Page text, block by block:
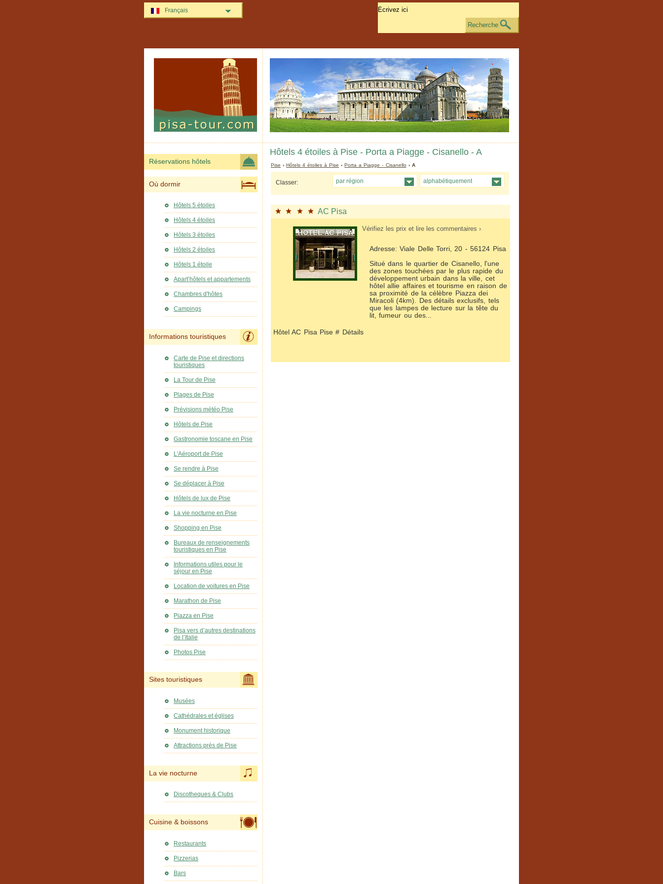
Hôtels 4 étoiles à Pise - Porta a Piagge - Cisanello - A
Pise ›Hôtels 4 étoiles à Pise ›Porta a Piagge - Cisanello › A
Classer: par région alphabétiquement
AC Pisa
Vérifiez les prix et lire les commentaires ›
Adresse: Viale Delle Torri, 20 - 56124 Pisa
Situé dans le quartier de Cisanello, l'une
des zones touchées par le plus rapide du
développement urbain dans la ville, cet
hôtel allie affaires et tourisme en raison de
sa proximité de la célèbre Piazza dei
Miracoli (4km). Des détails exclusifs, tels
que les lampes de lecture sur la tête du
lit, fumeur ou des...
Hôtel AC Pisa Pise # Détails
Réservations hôtels
Où dormir
Hôtels 5 étoiles
Hôtels 4 étoiles
Hôtels 3 étoiles
Hôtels 2 étoiles
Hôtels 1 étoile
Apart’hôtels et appartements
Chambres d'hôtes
Campings
Informations touristiques
Carte de Pise et directions
touristiques
La Tour de Pise
Plages de Pise
Prévisions météo Pise
Hôtels de Pise
Gastronomie toscane en Pise
L'Aéroport de Pise
Se rendre à Pise
Se déplacer à Pise
Hôtels de lux de Pise
La vie nocturne en Pise
Shopping en Pise
Bureaux de renseignements
touristiques en Pise
Informations utiles pour le
séjour en Pise
Location de voitures en Pise
Marathon de Pise
Piazza en Pise
Pisa vers d’autres destinations
de l’Italie
Photos Pise
Sites touristiques
Musées
Cathédrales et églises
Monument historique
Attractions près de Pise
La vie nocturne
Discotheques & Clubs
Cuisine & boissons
Restaurants
Pizzerias
Bars
Français
Recherche